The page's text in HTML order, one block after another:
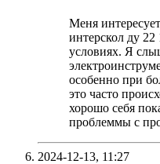
Меня
интерскол ду
условиях. Я
особенно при
это часто
хорошо себя
проблеммы с
2024-12-13, 11:27